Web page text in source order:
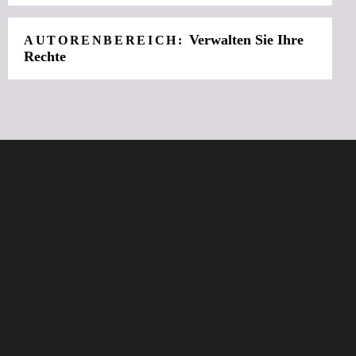
AUTORENBEREICH:Verwalten Sie Ihre
Rechte